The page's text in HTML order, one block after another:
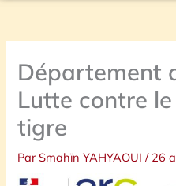
Département
Lutte contre
tigre
ParSmahïn YAHYAOUI/ 26